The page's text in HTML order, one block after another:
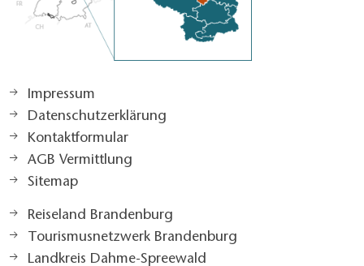
Impressum
Datenschutzerklärung
Kontaktformular
AGB Vermittlung
Sitemap
Reiseland Brandenburg
Tourismusnetzwerk Brandenburg
Landkreis Dahme-Spreewald